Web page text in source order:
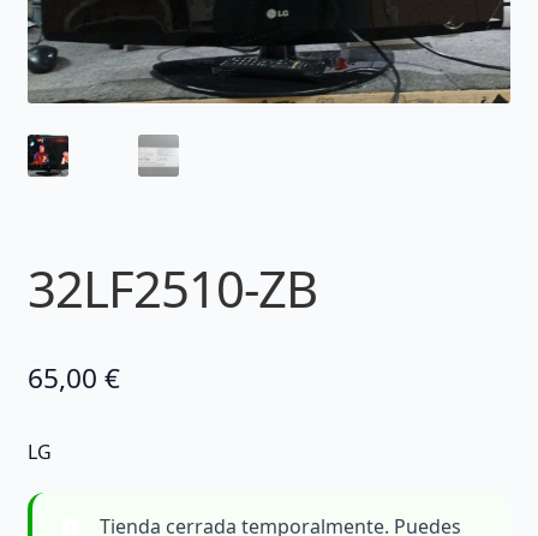
32LF2510-ZB
65,00 €
LG
Tienda cerrada temporalmente. Puedes